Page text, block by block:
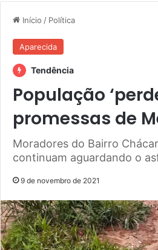
Início / Política
Aparecida
Tendência
População
promessas de
Moradores do Bairro
continuam aguardando o
9 de novembro de 2021